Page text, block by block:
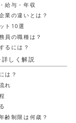
給与・年収
業の違いとは？
ト10選
員の職種は？
るには？
しく解説
は？
れ
齢制限は何歳？